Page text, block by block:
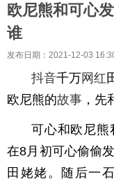
欧尼熊和可心
谁
发布日期：2021-12-03
抖音千万网红
欧尼熊的故事 ，先
可心和欧尼熊
在8月初可心偷偷
田姥姥。随后一